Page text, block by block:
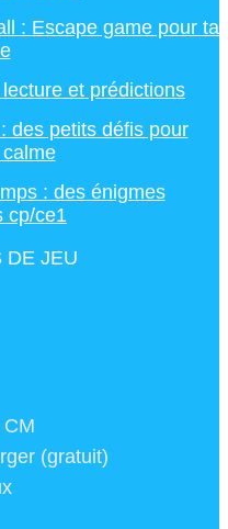
: Escape game pour ta
et prédictions
des petits défis pour
: des énigmes
cp/ce1
DE JEU
(gratuit)